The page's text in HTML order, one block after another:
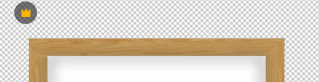
Premium